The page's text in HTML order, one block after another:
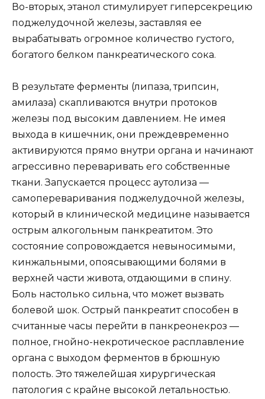
Во-вторых, этанол стимулирует гиперсекрецию
поджелудочной железы, заставляя ее
вырабатывать огромное количество густого,
богатого белком панкреатического сока.
В результате ферменты (липаза, трипсин,
амилаза) скапливаются внутри протоков
железы под высоким давлением. Не имея
выхода в кишечник, они преждевременно
активируются прямо внутри органа и начинают
агрессивно переваривать его собственные
ткани. Запускается процесс аутолиза —
самопереваривания поджелудочной железы,
который в клинической медицине называется
острым алкогольным панкреатитом. Это
состояние сопровождается невыносимыми,
кинжальными, опоясывающими болями в
верхней части живота, отдающими в спину.
Боль настолько сильна, что может вызвать
болевой шок. Острый панкреатит способен в
считанные часы перейти в панкреонекроз —
полное, гнойно-некротическое расплавление
органа с выходом ферментов в брюшную
полость. Это тяжелейшая хирургическая
патология с крайне высокой летальностью.